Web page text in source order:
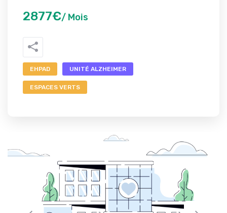
2877€/ Mois
EHPAD UNITÉ ALZHEIMER
ESPACES VERTS